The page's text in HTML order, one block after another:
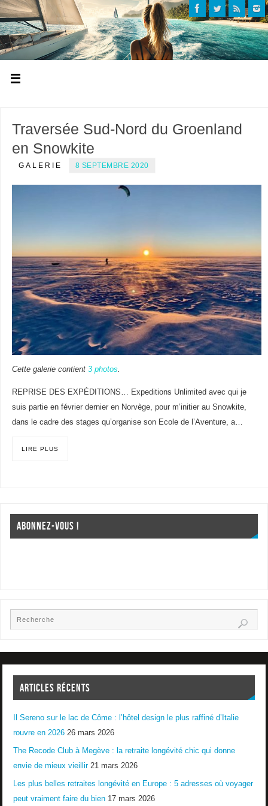
Traversée Sud-Nord du Groenland
en Snowkite
GALERIE 8 SEPTEMBRE 2020
Cette galerie contient 3 photos
REPRISE DES EXPÉDITIONS… Expeditions Unlimited avec qui je
suis partie en février dernier en Norvège, pour m’initier au Snowkite,
dans le cadre des stages qu’organise son Ecole de l’Aventure, a…
LIRE PLUS
ABONNEZ-VOUS !
ARTICLES RÉCENTS
Il Sereno sur le lac de Côme : l’hôtel design le plus raffiné d’Italie
rouvre en 2026 26 mars 2026
The Recode Club à Megève : la retraite longévité chic qui donne
envie de mieux vieillir 21 mars 2026
Les plus belles retraites longévité en Europe : 5 adresses où voyager
peut vraiment faire du bien 17 mars 2026